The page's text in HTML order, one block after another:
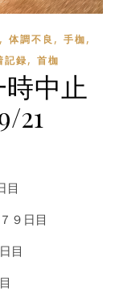
, 体調不良 , 手枷,
記録, 首枷
中止
21
目
９日目
目